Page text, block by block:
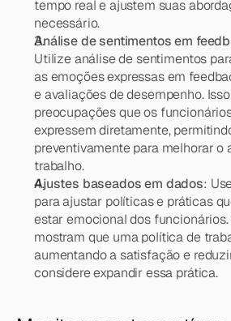
tempo real e ajustem suas
necessário.
Análise de sentimentos em
Utilize análise de sentimentos
as emoções expressas em
e avaliações de desempenho.
preocupações que os
expressem diretamente,
preventivamente para melhorar o
trabalho.
Ajustes baseados em dados:
para ajustar políticas e práticas
estar emocional dos funcionários.
mostram que uma política de
aumentando a satisfação e
considere expandir essa prática.